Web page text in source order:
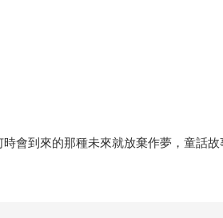
會到來的那種未來就放棄作夢，童話